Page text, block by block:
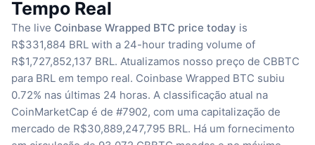
Tempo Real
The live Coinbase Wrapped BTC price today is
R$331,884 BRL with a 24-hour trading volume of
R$1,727,852,137 BRL. Atualizamos nosso preço de CBBTC
para BRL em tempo real. Coinbase Wrapped BTC subiu
0.72% nas últimas 24 horas. A classificação atual na
CoinMarketCap é de #7902, com uma capitalização de
mercado de R$30,889,247,795 BRL. Há um fornecimento